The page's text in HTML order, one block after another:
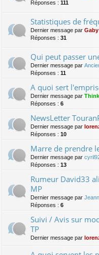
Réponses : 111
Statistiques de
Dernier message par Gaby
Réponses : 31
Qui peut passer
Dernier message par
Réponses : 11
A quoi sert
Dernier message par
Réponses : 6
NewsLetter
Dernier message par
Réponses : 10
Marre de prendre
Dernier message par
Réponses : 13
Rumeur David33
MP
Dernier message par
Réponses : 6
Suivi / Avis sur
TP
Dernier message par